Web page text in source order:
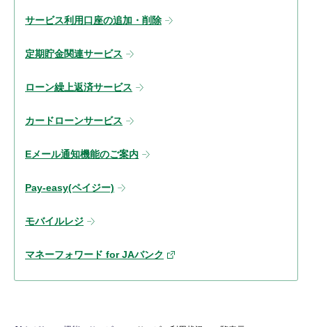
サービス利用口座の追加・削除
定期貯金関連サービス
ローン繰上返済サービス
カードローンサービス
Eメール通知機能のご案内
Pay-easy(ペイジー)
モバイルレジ
マネーフォワード for JAバンク